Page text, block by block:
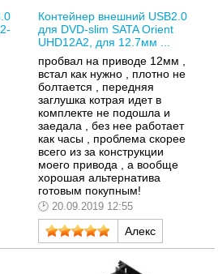
и флешек.
Контейнер внешний USB2.0
для DVD-slim SATA Orient
UHD12A2, для 12.7мм ...
пробвал на приводе 12мм ,
встал как нужно , плотно не
болтается , передняя
заглушка котрая идет в
комплекте не подошла и
заедала , без нее работает
как часы , проблема скорее
всего из за конструкции
моего привода , а вообще
хорошая альтернатива
готовым покупным!
20.09.2019 12:55
Алекс